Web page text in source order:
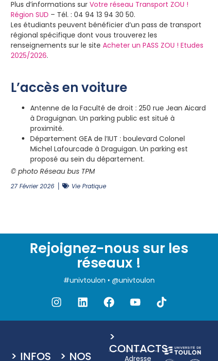
Plus d’informations surVotre réseau Transport ZOU !
Région SUD – Tél. : 04 94 13 94 30 50.
Les étudiants peuvent bénéficier d’un pass de transport
régional spécifique dont vous trouverez les
renseignements sur le siteAcheter un PASS ZOU ! Etudes
2025/2026.
L’accès en voiture
Antenne de la Faculté de droit : 250 rue Jean Aicard
à Draguignan. Un parking public est situé à
proximité.
Département GEA de l’IUT : boulevard Colonel
Michel Lafourcade à Draguigan. Un parking est
proposé au sein du département.
© photo Réseau bus TPM
27 Février 2026 Vie Pratique
Rejoignez-nous sur les
réseaux !
#univtoulon • @univtoulon
>
CONTACTS
Adresse
> NOS
> INFOS